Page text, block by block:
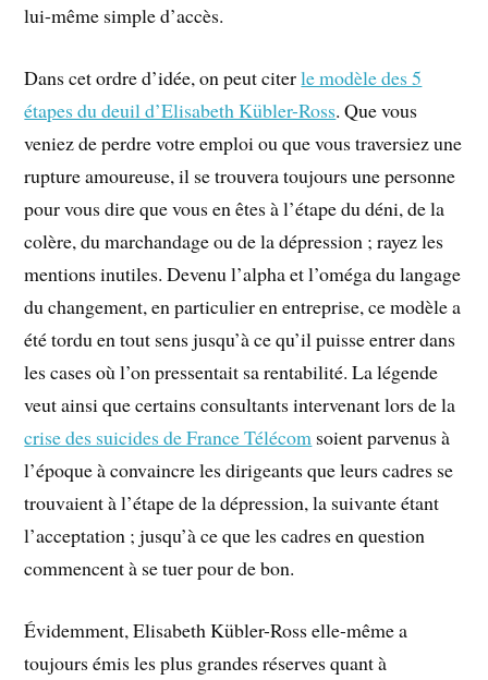
lui-même simple d’accès.
Dans cet ordre d’idée, on peut citerle modèle des 5
étapes du deuil d’Elisabeth Kübler-Ross. Que vous
veniez de perdre votre emploi ou que vous traversiez une
rupture amoureuse, il se trouvera toujours une personne
pour vous dire que vous en êtes à l’étape du déni, de la
colère, du marchandage ou de la dépression ; rayez les
mentions inutiles. Devenu l’alpha et l’oméga du langage
du changement, en particulier en entreprise, ce modèle a
été tordu en tout sens jusqu’à ce qu’il puisse entrer dans
les cases où l’on pressentait sa rentabilité. La légende
veut ainsi que certains consultants intervenant lors de la
crise des suicides de France Télécom soient parvenus à
l’époque à convaincre les dirigeants que leurs cadres se
trouvaient à l’étape de la dépression, la suivante étant
l’acceptation ; jusqu’à ce que les cadres en question
commencent à se tuer pour de bon.
Évidemment, Elisabeth Kübler-Ross elle-même a
toujours émis les plus grandes réserves quant à